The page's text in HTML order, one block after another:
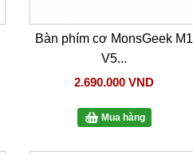
Bàn phím cơ MonsGeek M1
V5...
2.690.000 VND
Mua hàng